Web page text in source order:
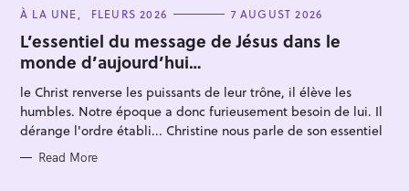
C
T
E
G
O
R
I
E
S
À LA UNE FLEURS 2026 7 AUGUST 2026
L’essentiel du message de Jésus dans le
monde d’aujourd’hui…
le Christ renverse les puissants de leur trône, il élève les
humbles. Notre époque a donc furieusement besoin de lui. Il
dérange l'ordre établi... Christine nous parle de son essentiel
Read More
a
r
c
f
o